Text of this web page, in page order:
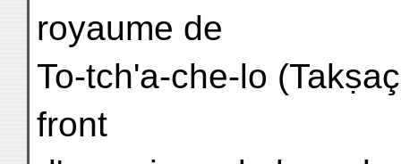
royaume de
To-tch'a-che-lo
front